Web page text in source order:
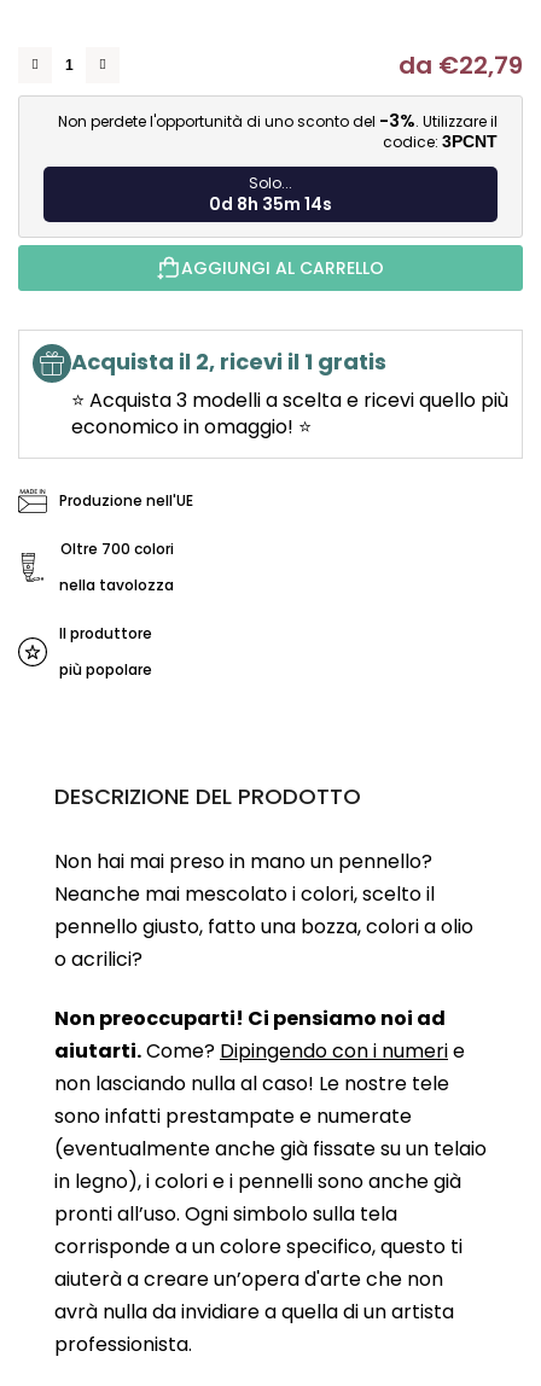
da €22,79
Non perdete l'opportunità di uno sconto del -3%. Utilizzare il
codice: 3PCNT
Solo...
0d 8h 35m 13s
AGGIUNGI AL CARRELLO
Acquista il 2, ricevi il 1 gratis
⭐ Acquista 3 modelli a scelta e ricevi quello più
economico in omaggio! ⭐
Produzione nell'UE
Oltre 700 colori
nella tavolozza
Il produttore
più popolare
DESCRIZIONE DEL PRODOTTO
Non hai mai preso in mano un pennello?
Neanche mai mescolato i colori, scelto il
pennello giusto, fatto una bozza, colori a olio
o acrilici?
Non preoccuparti! Ci pensiamo noi ad
aiutarti.Come? Dipingendo con i numerie
non lasciando nulla al caso! Le nostre tele
sono infatti prestampate e numerate
(eventualmente anche già fissate su un telaio
in legno), i colori e i pennelli sono anche già
pronti all’uso. Ogni simbolo sulla tela
corrisponde a un colore specifico, questo ti
aiuterà a creare un’opera d'arte che non
avrà nulla da invidiare a quella di un artista
professionista.